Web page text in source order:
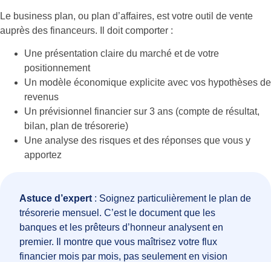
Le business plan, ou plan d’affaires, est votre outil de vente
auprès des financeurs. Il doit comporter :
Une présentation claire du marché et de votre
positionnement
Un modèle économique explicite avec vos hypothèses de
revenus
Un prévisionnel financier sur 3 ans (compte de résultat,
bilan, plan de trésorerie)
Une analyse des risques et des réponses que vous y
apportez
Astuce d’expert : Soignez particulièrement le plan de
trésorerie mensuel. C’est le document que les
banques et les prêteurs d’honneur analysent en
premier. Il montre que vous maîtrisez votre flux
financier mois par mois, pas seulement en vision